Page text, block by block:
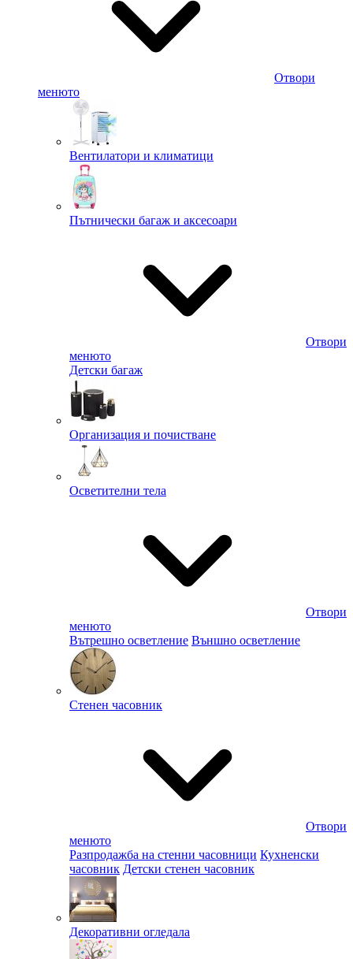
Отвори
менюто
Вентилатори и климатици
Пътнически багаж и аксесоари
Отвори
менюто
Детски багаж
Организация и почистване
Осветителни тела
Отвори
менюто
Вътрешно осветление Външно осветление
Стенен часовник
Отвори
менюто
Разпродажба на стенни часовници Кухненски
часовник Детски стенен часовник
Декоративни огледала